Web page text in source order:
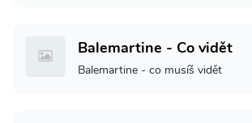
Balemartine - Co vidět
Balemartine - co musíš vidět